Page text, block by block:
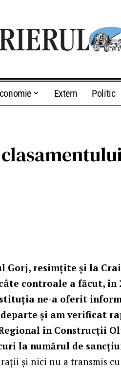
Extern Politic
resimţite şi la
controale a făcut, în
ne-a oferit
şi am verificat
în Construcţii
la numărul de
şi nici nu a transmis